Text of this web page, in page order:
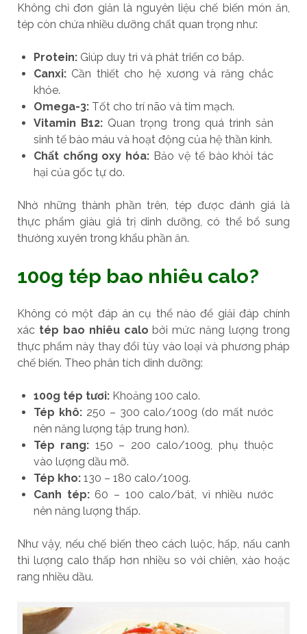
Không chỉ đơn giản là nguyên liệu chế biến món ăn,
tép còn chứa nhiều dưỡng chất quan trọng như:
Protein:Giúp duy trì và phát triển cơ bắp.
Canxi:Cần thiết cho hệ xương và răng chắc
khỏe.
Omega-3:Tốt cho trí não và tim mạch.
Vitamin B12: Quan trọng trong quá trình sản
sinh tế bào máu và hoạt động của hệ thần kinh.
Chất chống oxy hóa: Bảo vệ tế bào khỏi tác
hại của gốc tự do.
Nhờ những thành phần trên, tép được đánh giá là
thực phẩm giàu giá trị dinh dưỡng, có thể bổ sung
thường xuyên trong khẩu phần ăn.
100g tép bao nhiêu calo?
Không có một đáp án cụ thể nào để giải đáp chính
xáctép bao nhiêu calo bởi mức năng lượng trong
thực phẩm này thay đổi tùy vào loại và phương pháp
chế biến. Theo phân tích dinh dưỡng:
100g tép tươi:Khoảng 100 calo.
Tép khô:250 – 300 calo/100g (do mất nước
nên năng lượng tập trung hơn).
Tép rang: 150 – 200 calo/100g, phụ thuộc
vào lượng dầu mỡ.
Tép kho:130 – 180 calo/100g.
Canh tép:60 – 100 calo/bát, vì nhiều nước
nên năng lượng thấp.
Như vậy, nếu chế biến theo cách luộc, hấp, nấu canh
thì lượng calo thấp hơn nhiều so với chiên, xào hoặc
rang nhiều dầu.